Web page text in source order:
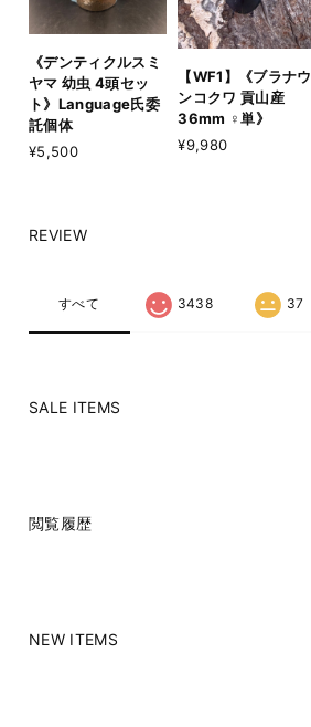
《デンティクルスミ
ヤマ 幼虫 4頭セッ
ト》Language氏委
託個体
¥5,500
【WF1】《ブラナウ
ンコクワ 貢山産
36mm ♀単》
¥9,980
REVIEW
すべて 3438 37
SALE ITEMS
閲覧履歴
NEW ITEMS